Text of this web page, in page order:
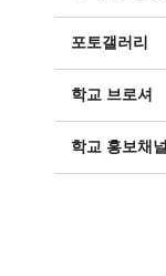
포토갤러리
학교 브로셔
학교 홍보채널